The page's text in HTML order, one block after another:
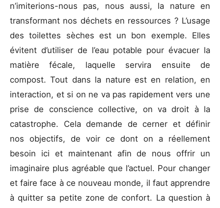
n’imiterions-nous pas, nous aussi, la nature en
transformant nos déchets en ressources ? L’usage
des toilettes sèches est un bon exemple. Elles
évitent d’utiliser de l’eau potable pour évacuer la
matière fécale, laquelle servira ensuite de
compost. Tout dans la nature est en relation, en
interaction, et si on ne va pas rapidement vers une
prise de conscience collective, on va droit à la
catastrophe. Cela demande de cerner et définir
nos objectifs, de voir ce dont on a réellement
besoin ici et maintenant afin de nous offrir un
imaginaire plus agréable que l’actuel. Pour changer
et faire face à ce nouveau monde, il faut apprendre
à quitter sa petite zone de confort. La question à